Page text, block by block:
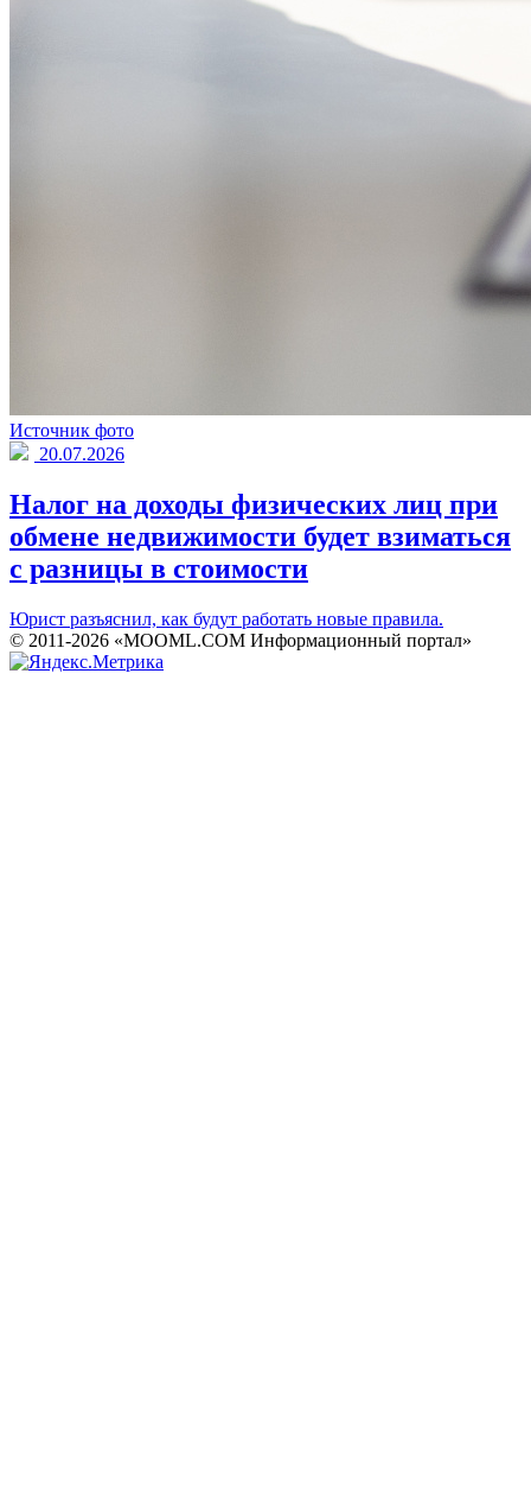
Источник фото
20.07.2026
Налог на доходы физических лиц при
обмене недвижимости будет взиматься
с разницы в стоимости
Юрист разъяснил, как будут работать новые правила.
© 2011-2026 «MOOML.COM Информационный портал»